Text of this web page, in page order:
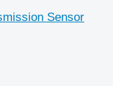
Sensor